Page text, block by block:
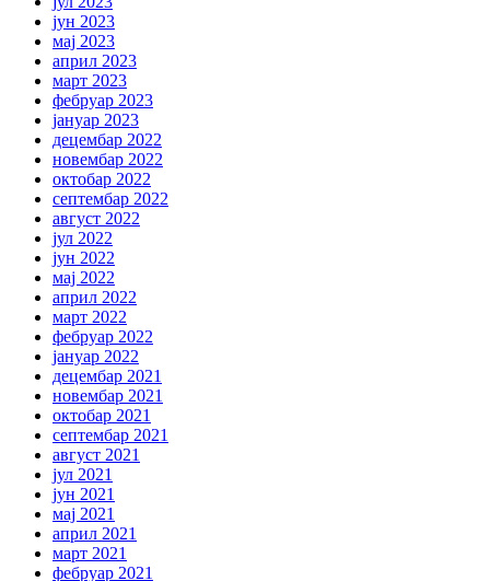
јун 2023
мај 2023
април 2023
март 2023
фебруар 2023
јануар 2023
децембар 2022
новембар 2022
октобар 2022
септембар 2022
август 2022
јул 2022
јун 2022
мај 2022
април 2022
март 2022
фебруар 2022
јануар 2022
децембар 2021
новембар 2021
октобар 2021
септембар 2021
август 2021
јул 2021
јун 2021
мај 2021
април 2021
март 2021
фебруар 2021